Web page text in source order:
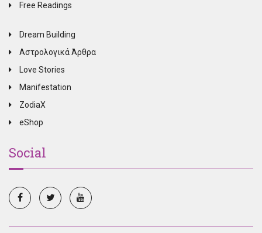
Free Readings
Dream Building
Αστρολογικά Άρθρα
Love Stories
Manifestation
ZodiaX
eShop
Social